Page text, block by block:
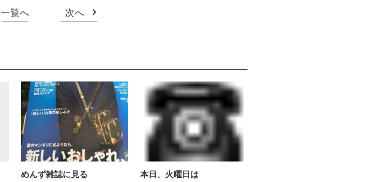
一覧へ 次へ
めんず雑誌に見る 本日、火曜日は